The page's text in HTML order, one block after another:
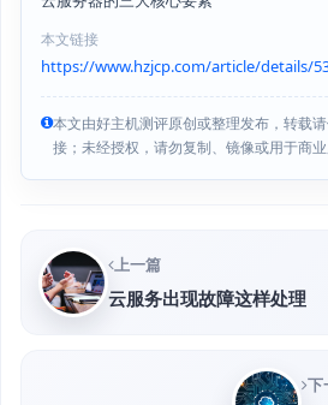
本文链接
https://www.hzjcp.com/article/details/
本文由好主机测评原创或整理发布，转载
接；未经授权，请勿复制、镜像或用于商业
上一篇
云服务出现故障这样处理
下